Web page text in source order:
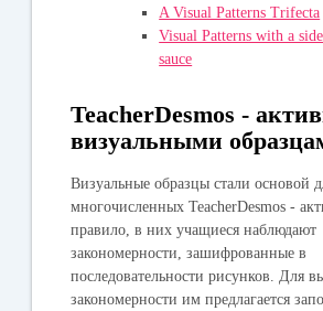
A Visual Patterns Trifecta
Visual Patterns with a
sauce
TeacherDesmos -
визуальными
Визуальные образцы стали основой
многочисленных TeacherDesmos -
правило, в них учащиеся наблюдают
закономерности, зашифрованные в
последовательности рисунков. Для
закономерности им предлагается